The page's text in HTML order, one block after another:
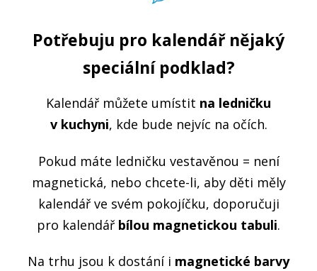
Potřebuju pro kalendář nějaký
speciální podklad?
Kalendář můžete umístit na ledničku
v kuchyni, kde bude nejvíc na očích.
Pokud máte ledničku vestavěnou = není
magnetická, nebo chcete-li, aby děti měly
kalendář ve svém pokojíčku, doporučuji
pro kalendář bílou magnetickou tabuli.
Na trhu jsou k dostání i magnetické barvy